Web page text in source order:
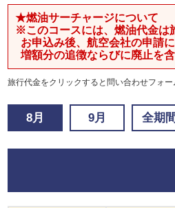
★燃油サーチャージについて
※このコースには、燃油代金は
お申込み後、航空会社の申請
増額分の追徴ならびに廃止を
旅行代金をクリックすると問い合わせフォー
8月 9月 全期間